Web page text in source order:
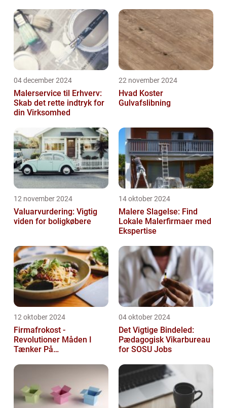
04 december 2024
Malerservice til Erhverv:
Skab det rette indtryk for
din Virksomhed
22 november 2024
Hvad Koster
Gulvafslibning
12 november 2024
Valuarvurdering: Vigtig
viden for boligkøbere
14 oktober 2024
Malere Slagelse: Find
Lokale Malerfirmaer med
Ekspertise
12 oktober 2024
Firmafrokost -
Revolutioner Måden I
Tænker På
04 oktober 2024
Det Vigtige Bindeled:
Pædagogisk Vikarbureau
for SOSU Jobs